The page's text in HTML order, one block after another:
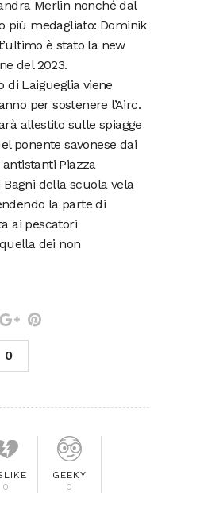
Merlin nonché dal
più medagliato: Dominik
è stato la new
del 2023.
di Laigueglia viene
per sostenere l’Airc.
allestito sulle spiagge
ponente savonese dai
Piazza
Bagni della scuola vela
la parte di
ai pescatori
dei non
0
0
GEEKY
0